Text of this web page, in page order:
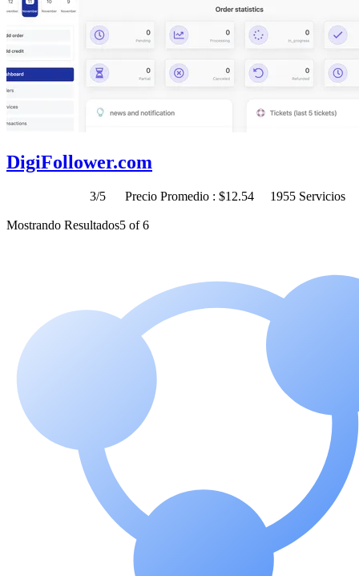
DigiFollower.com
3/5 Precio Promedio : $12.54 1955 Servicios
Mostrando Resultados5 of 6